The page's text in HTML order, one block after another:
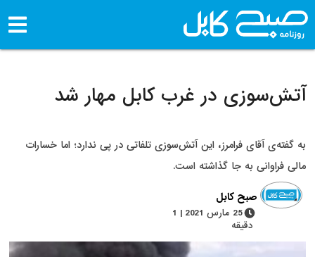
آتش‌سوزی در غرب کابل مهار شد
به گفته‌ی آقای فرامرز، این آتش‌سوزی تلفاتی در پی ندارد؛ اما خسارات
مالی فراوانی به جا گذاشته است.
صبح کابل
25 مارس 2021 | 1
دقیقه